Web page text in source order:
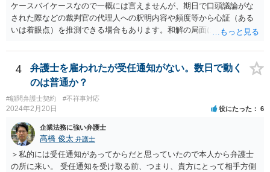
ケースバイケースなので一概には言えませんが、期日で口頭議論がな
された際などの裁判官の代理人への釈明内容や頻度等から心証（ある
いは着眼点）を推測できる場合もあります。和解の局面になり、代理
れることもあります。
4
弁護士を雇われたが受任通知がない。数日で動く
のは普通か？
#顧問弁護士契約 #不祥事対応
2024年2月20日 役にたった 6
企業法務に強い弁護士
髙橋 俊太 弁護士
＞私的には受任通知があってからだと思っていたので本人から弁護士
の所に来い。 受任通知を受け取る前、つまり、貴方にとって相手方側